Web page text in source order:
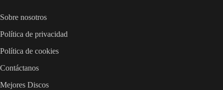
Sobre nosotros
Política de privacidad
Política de cookies
Contáctanos
Mejores Discos